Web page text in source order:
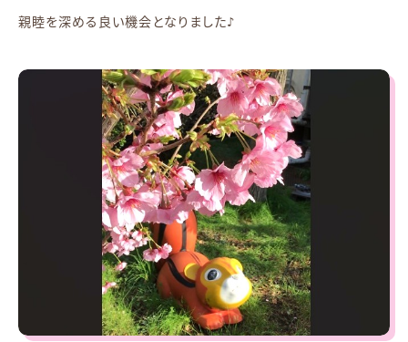
親睦を深める良い機会となりました♪